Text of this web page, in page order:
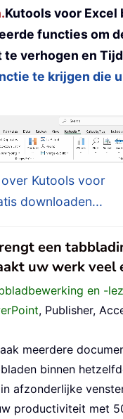
Kutools voor Excel
functies om
verhogen en
te krijgen die
Kutools voor
downloaden...
een
uw werk veel
en -
, Publisher,
meerdere
binnen
afzonderlijke
productiviteit met